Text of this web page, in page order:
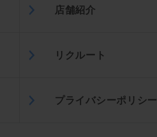
店舗紹介
リクルート
プライバシーポリシー